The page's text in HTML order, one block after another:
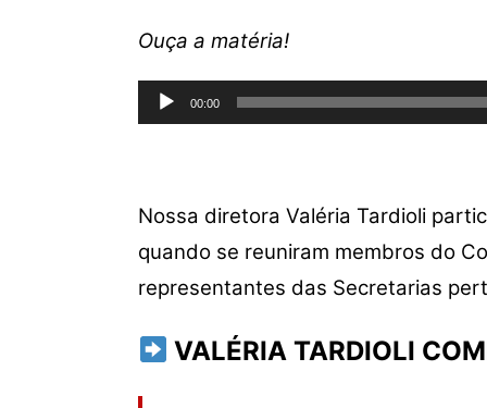
at
s
A
c
e
b
k
itt
er y
Li
e
Ouça a matéria!
Tocador
de
00:00
Nossa diretora Valéria Tardioli
quando se reuniram membros do
representantes das Secretarias
VALÉRIA TARDIOLI